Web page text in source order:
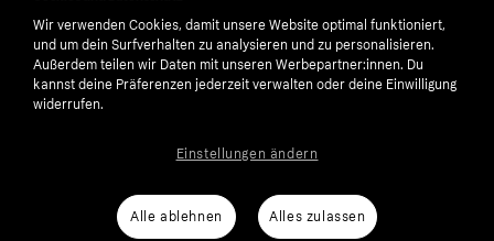
number: 556737-0431
Nutzungsbedingungen CookiesKlarna.com
Wir verwenden Cookies, damit unsere Website optimal funktioniert,
und um dein Surfverhalten zu analysieren und zu personalisieren.
Außerdem teilen wir Daten mit unseren Werbepartner:innen. Du
kannst deine Präferenzen jederzeit verwalten oder deine Einwilligung
widerrufen.
Alle ablehnen Alles zulassen
Einstellungen ändern